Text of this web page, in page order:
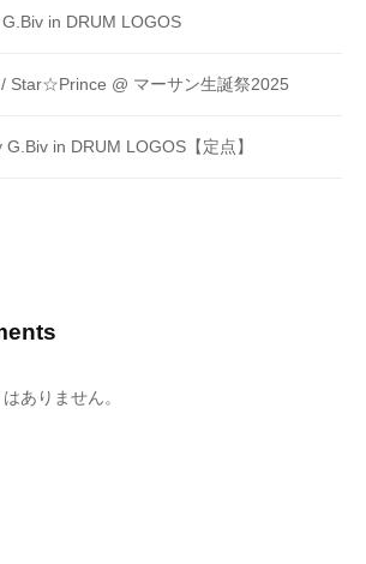
in DRUM LOGOS
/ Star☆Prince @ マーサン生誕祭2025
G.Biv in DRUM LOGOS【定点】
ありません。